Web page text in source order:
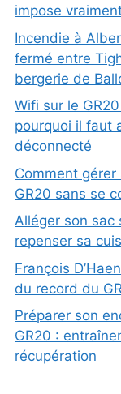
impose
Incendie à
fermé entre
bergerie de
Wifi sur le
pourquoi il faut
déconnecté
Comment
GR20 sans se
Alléger son sac
repenser sa
François
du record du
Préparer son
GR20 :
récupération